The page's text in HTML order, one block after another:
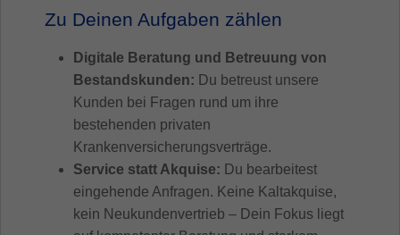
Zu Deinen Aufgaben zählen
Digitale Beratung und Betreuung von
Bestandskunden: Du betreust unsere
Kunden bei Fragen rund um ihre
bestehenden privaten
Krankenversicherungsverträge.
Service statt Akquise: Du bearbeitest
eingehende Anfragen. Keine Kaltakquise,
kein Neukundenvertrieb – Dein Fokus liegt